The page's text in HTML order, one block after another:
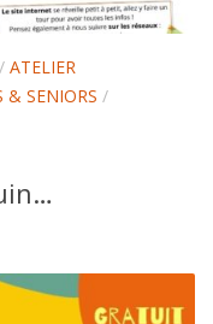
/ ATELIER
& SENIORS /